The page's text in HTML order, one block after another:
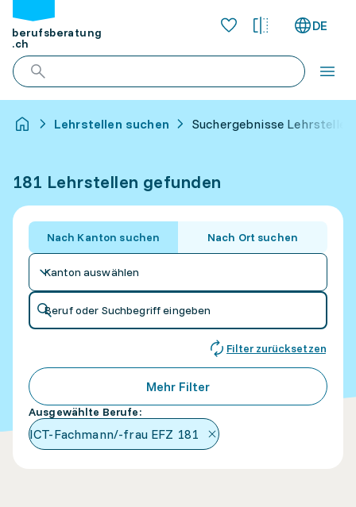
berufsberatung
.ch
DE
Lehrstellen suchen Suchergebnisse Lehrstellen
181 Lehrstellen gefunden
Nach Kanton suchen Nach Ort suchen
Kanton auswählen
Beruf oder Suchbegriff eingeben
Filter zurücksetzen
Mehr Filter
Ausgewählte Berufe:
ICT-Fachmann/-frau EFZ 181